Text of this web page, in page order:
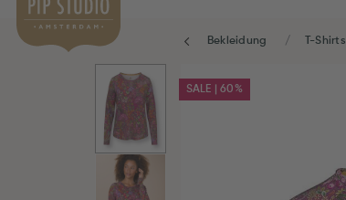
Bekleidung T-Shirts
SALE | 60%